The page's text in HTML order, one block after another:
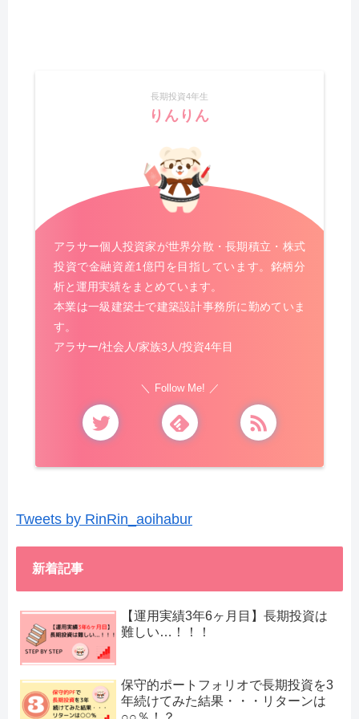
長期投資4年生
りんりん
アラサー個人投資家が世界分散・長期積立・株式
投資で金融資産1億円を目指しています。銘柄分
析と運用実績をまとめています。
本業は一級建築士で建築設計事務所に勤めていま
す。
アラサー/社会人/家族3人/投資4年目
Follow Me!
Tweets by RinRin_aoihabur
新着記事
【運用実績3年6ヶ月目】長期投資は
難しい…！！！
保守的ポートフォリオで長期投資を3
年続けてみた結果・・・リターンは